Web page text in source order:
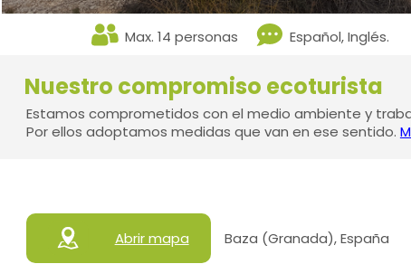
Max. 14 personas Español, Inglés.
Nuestro compromiso ecoturista
Estamos comprometidos con el medio ambiente y
Por ellos adoptamos medidas que van en ese sentido.
Abrir mapa Baza (Granada), España